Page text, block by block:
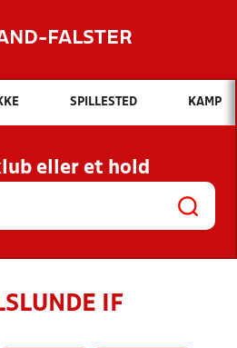
FALSTER
Hvad vil du søge efter?
INDHOLD OG NYHEDER
KLUBBER OG
HOLD
SPILLESTED KAMP
eller et hold
IF